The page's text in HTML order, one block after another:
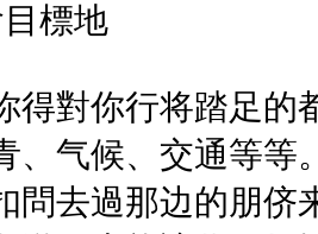
標地
得對你行将踏足的
、气候、交通等等
問去過那边的朋侪